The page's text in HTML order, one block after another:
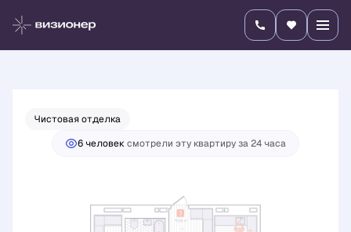
3-комнатная Цена по запросу
Чистовая отделка
6 человексмотрели эту квартиру за 24 часа